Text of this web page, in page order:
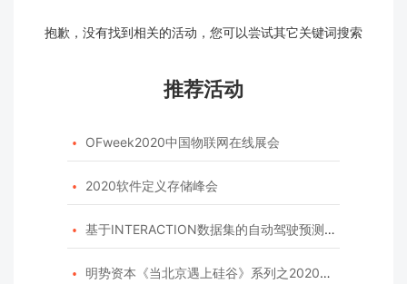
抱歉，没有找到相关的活动，您可以尝试其它关键词搜索
推荐活动
 OFweek2020中国物联网在线展会
 2020软件定义存储峰会
 基于INTERACTION数据集的自动驾驶预测模型挑战赛
 明势资本《当北京遇上硅谷》系列之2020年度开源峰会